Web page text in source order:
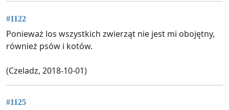
#1122
Ponieważ los wszystkich zwierząt nie jest mi obojętny,
również psów i kotów.
(Czeladz, 2018-10-01)
#1125